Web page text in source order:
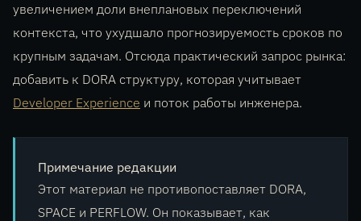
увеличением доли внеплановых переключений
контекста, что ухудшало прогнозируемость сроков по
крупным задачам. Отсюда практический запрос рынка:
добавить к DORA структуру, которая учитывает
Developer Experience и поток работы инженера.
Примечание редакции
Этот материал не противопоставляет DORA,
SPACE и PERFLOW. Он показывает, как